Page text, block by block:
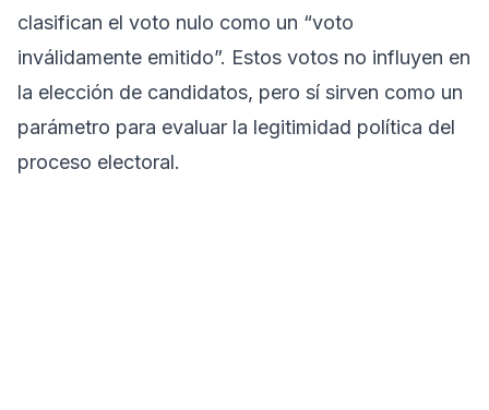
clasifican el voto nulo como un “voto
inválidamente emitido”. Estos votos no influyen en
la elección de candidatos, pero sí sirven como un
parámetro para evaluar la legitimidad política del
proceso electoral.